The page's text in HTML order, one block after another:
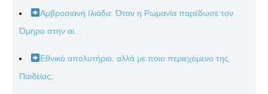
Αμβροσιανή Ιλιάδα: Όταν η Ρωμανία παρέδωσε τον
Όμηρο στην αι...
Εθνικό απολυτήριο, αλλά με ποιο περιεχόμενο της
Παιδείας;